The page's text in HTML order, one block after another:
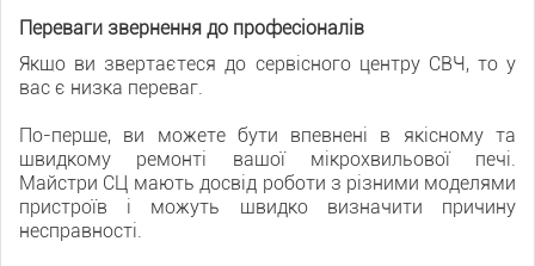
Переваги звернення до професіоналів
Якщо ви звертаєтеся до сервісного центру СВЧ, то у
вас є низка переваг.
По-перше, ви можете бути впевнені в якісному та
швидкому ремонті вашої мікрохвильової печі.
Майстри СЦ мають досвід роботи з різними моделями
пристроїв і можуть швидко визначити причину
несправності.